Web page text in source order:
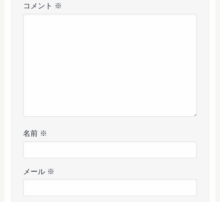
コメント ※
名前 ※
メール ※